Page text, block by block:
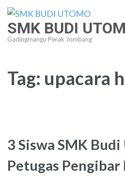
Lompat
konten
(Tekan
SMK BUDI
Gadingmangu Perak Jombang
Tag: upacara
3 Siswa SMK
Petugas Pengibar